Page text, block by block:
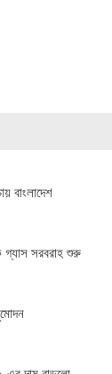
বাংলাদেশ
গ্যাস সরবরাহ শুরু